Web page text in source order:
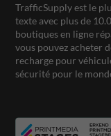
TrafficSupply est le
texte avec plus de
boutiques en ligne
vous pouvez acheter
recharge pour
sécurité pour le